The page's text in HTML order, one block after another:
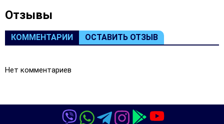
Oтзывы
КОММЕНТАРИИ ОСТАВИТЬ ОТЗЫВ
Нет комментариев